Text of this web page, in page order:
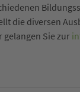
die diversen
gelangen Sie zur